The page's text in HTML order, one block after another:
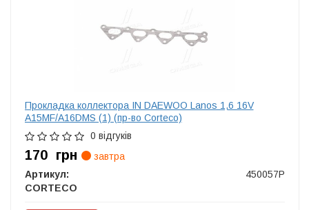
Прокладка коллектора IN DAEWOO Lanos 1,6 16V
A15MF/A16DMS (1) (пр-во Corteco)
0 відгуків
170 грн
завтра
Артикул:
450057P
CORTECO